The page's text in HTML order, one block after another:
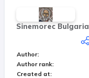
Sinemorec Bulgaria
Author:
Author rank:
Created at: